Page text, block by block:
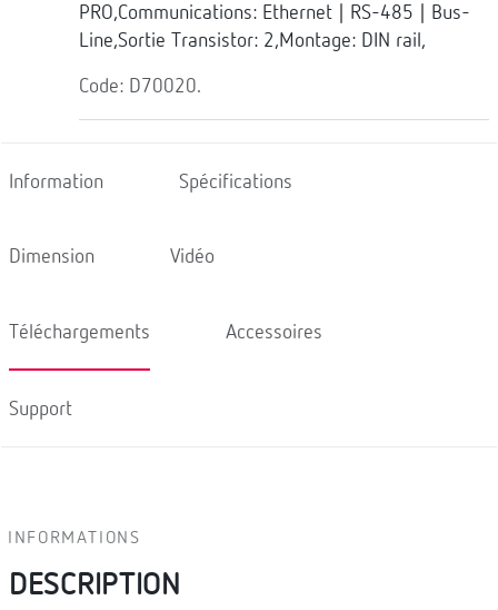
PRO,Communications: Ethernet | RS-485 | Bus-
Line,Sortie Transistor: 2,Montage: DIN rail,
Code: D70020.
Information Spécifications
Dimension Vidéo
Téléchargements Accessoires
Support
INFORMATIONS
DESCRIPTION